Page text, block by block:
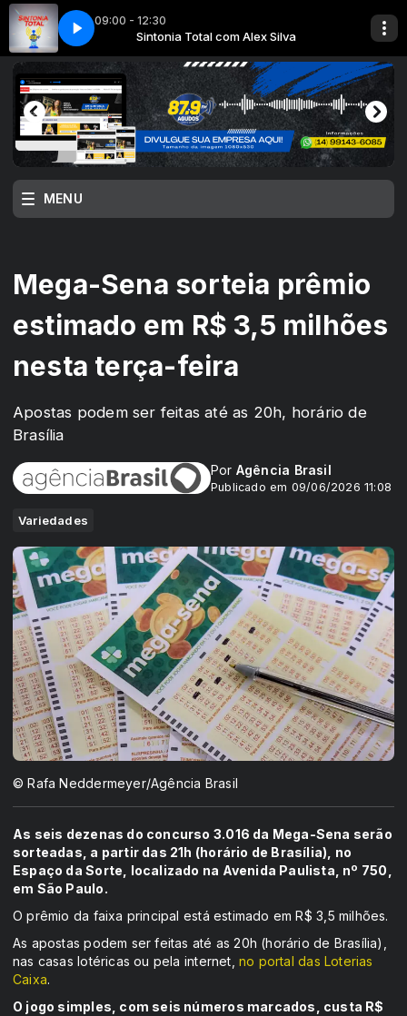
09:00 - 12:30
Silva Sintonia Total com Alex Silva
Panelada no Neg Jo㯠Moreno e Silvinho - Panelada no Neg
MENU
Mega-Sena sorteia prêmio
estimado em R$ 3,5 milhões
nesta terça-feira
Apostas podem ser feitas até as 20h, horário de
Brasília
Por Agência Brasil
Publicado em 09/06/2026 11:08
Variedades
© Rafa Neddermeyer/Agência Brasil
As seis dezenas do concurso 3.016 da Mega-Sena serão
sorteadas, a partir das 21h (horário de Brasília), no
Espaço da Sorte, localizado na Avenida Paulista, nº 750,
em São Paulo.
O prêmio da faixa principal está estimado em R$ 3,5 milhões.
As apostas podem ser feitas até as 20h (horário de Brasília),
nas casas lotéricas ou pela internet, no portal das Loterias
Caixa.
O jogo simples, com seis números marcados, custa R$